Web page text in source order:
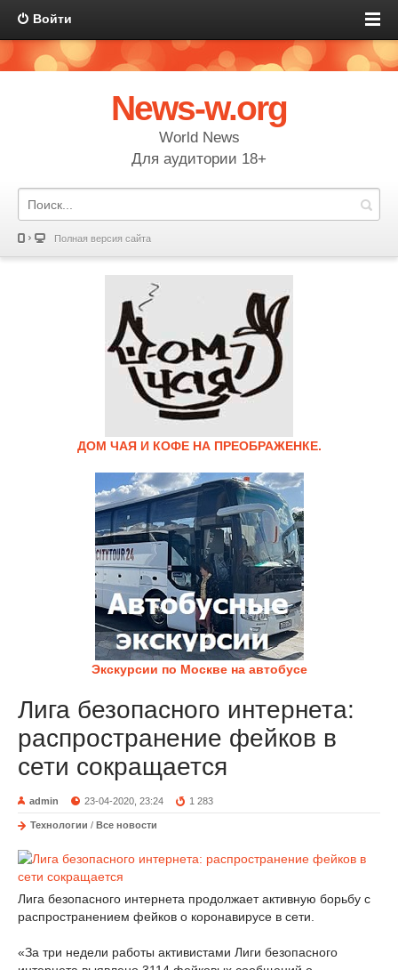
Войти
News-w.org
World News
Для аудитории 18+
Полная версия сайта
ДОМ ЧАЯ И КОФЕ НА ПРЕОБРАЖЕНКЕ.
Экскурсии по Москве на автобусе
Лига безопасного интернета:
распространение фейков в
сети сокращается
admin 23-04-2020, 23:24 1 283
Технологии / Все новости
Лига безопасного интернета продолжает активную борьбу с
распространением фейков о коронавирусе в сети.
«За три недели работы активистами Лиги безопасного